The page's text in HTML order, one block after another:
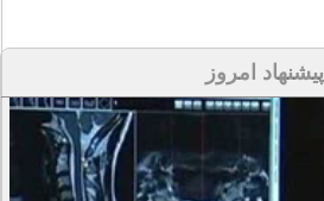
پیشنهاد امروز